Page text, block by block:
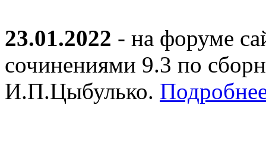
23.01.2022 - на форуме
сочинениями 9.3 по
И.П.Цыбулько.